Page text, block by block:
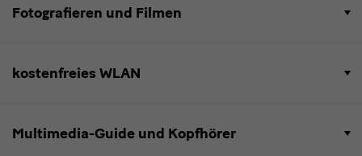
Fotografieren und Filmen
kostenfreies WLAN
Multimedia-Guide und Kopfhörer